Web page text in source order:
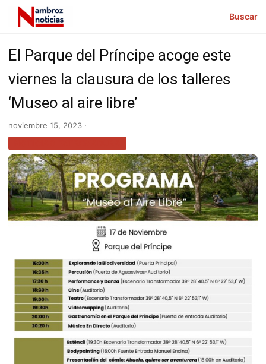
Buscar
El Parque del Príncipe acoge este
viernes la clausura de los talleres
‘Museo al aire libre’
noviembre 15, 2023 ·